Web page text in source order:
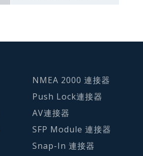
NMEA 2000 連接器
Push Lock連接器
AV連接器
SFP Module 連接器
Snap-In 連接器